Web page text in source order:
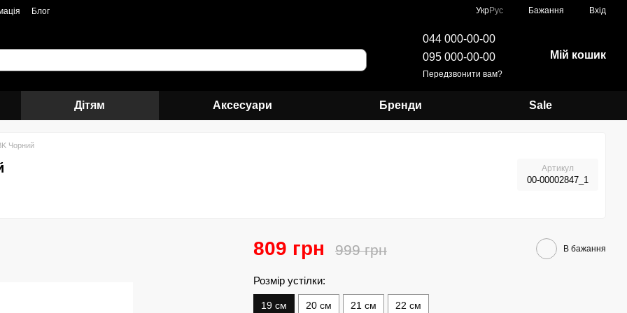
Блог УкрРус Бажання Вхід
044 000-00-00
095 000-00-00
Передзвонити вам?
Мій кошик
Дітям Аксесуари Бренди Sale
Чорний
Артикул
00-00002847_1
809 грн 999 грн В бажання
Розмір устілки:
19 см 20 см 21 см 22 см